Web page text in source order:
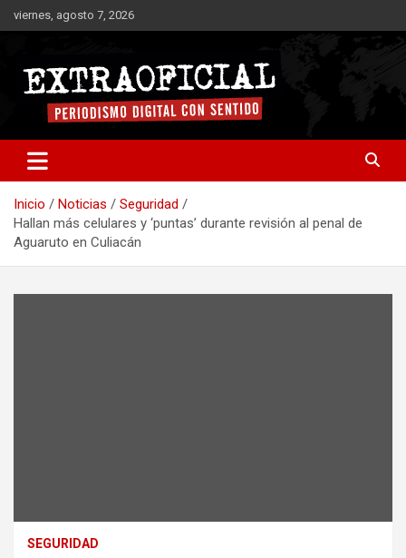
Saltar
al
viernes, agosto 7, 2026
Extraoficial
Inicio Noticias
Seguridad
Hallan más celulares y ‘puntas’ durante revisión al penal de
Aguaruto en Culiacán
SEGURIDAD